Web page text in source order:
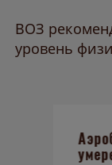
ВОЗ
уровень